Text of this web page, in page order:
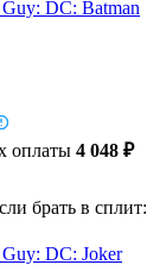
DC: Batman
оплаты 4 048 ₽
брать в сплит:
DC: Joker